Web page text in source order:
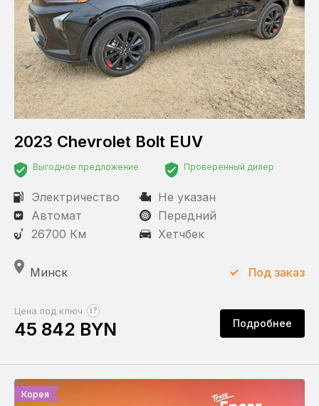
2023 Chevrolet Bolt EUV
Выгодное предложение Проверенный дилер
Электричество
Не указан
Автомат
Передний
26700 Км
Хетчбек
Минск
Цена под ключ ?
45 842 BYN Подробнее
Под заказ
Корея